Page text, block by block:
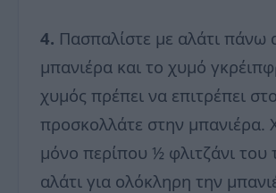
4. Πασπαλίστε με αλάτι πάνω
μπανιέρα και το χυμό
χυμός πρέπει να επιτρέπει
προσκολλάτε στην μπανιέρα.
μόνο περίπου ½ φλιτζάνι του
αλάτι για ολόκληρη την